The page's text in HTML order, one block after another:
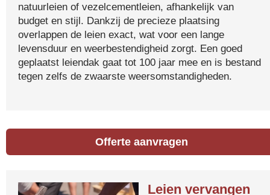
natuurleien of vezelcementleien, afhankelijk van
budget en stijl. Dankzij de precieze plaatsing
overlappen de leien exact, wat voor een lange
levensduur en weerbestendigheid zorgt. Een goed
geplaatst leiendak gaat tot 100 jaar mee en is bestand
tegen zelfs de zwaarste weersomstandigheden.
Offerte aanvragen
Leien vervangen